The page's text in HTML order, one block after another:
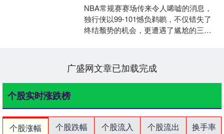
NBA常规赛赛场传来令人唏嘘的消息，
独行侠以99-101憾负鹈鹕，不仅错失了
终结颓势的机会，更遭遇了尴尬的三连
广盛网文章已加载完成
个股实时涨跌榜
个股涨幅 个股跌幅 个股流入 个股流出
换手率